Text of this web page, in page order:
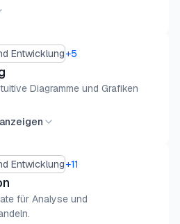
Entwicklung+5
Diagramme und Grafiken
Entwicklung+11
für Analyse und